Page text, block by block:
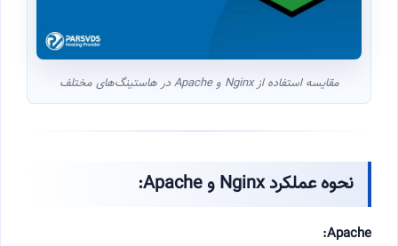
مقایسه استفاده از Nginx و Apache در هاستینگ‌های مختلف
نحوه عملکردNginx و
Apache: